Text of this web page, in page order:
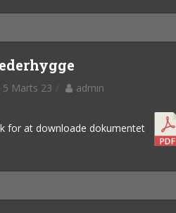
5 Marts 23 admin
for at downloade dokumentet